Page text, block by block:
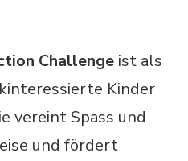
Challenge ist als
Kinder
vereint Spass und
und fördert